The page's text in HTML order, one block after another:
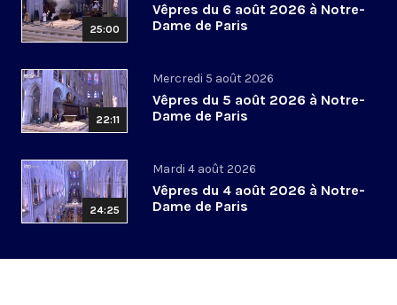
25:00
Vêpres du 6 août 2026 à Notre-
Dame de Paris
22:11
Mercredi 5 août 2026
Vêpres du 5 août 2026 à Notre-
Dame de Paris
24:25
Mardi 4 août 2026
Vêpres du 4 août 2026 à Notre-
Dame de Paris